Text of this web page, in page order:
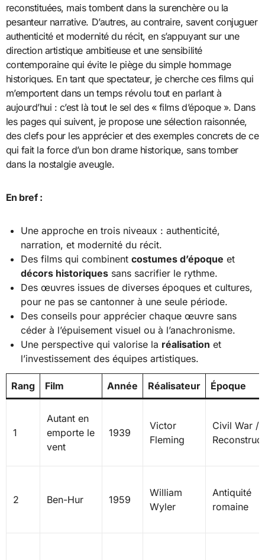
reconstituées, mais tombent dans la surenchère ou la
pesanteur narrative. D’autres, au contraire, savent conjuguer
authenticité et modernité du récit, en s’appuyant sur une
direction artistique ambitieuse et une sensibilité
contemporaine qui évite le piège du simple hommage
historiques. En tant que spectateur, je cherche ces films qui
m’emportent dans un temps révolu tout en parlant à
aujourd’hui : c’est là tout le sel des « films d’époque ». Dans
les pages qui suivent, je propose une sélection raisonnée,
des clefs pour les apprécier et des exemples concrets de ce
qui fait la force d’un bon drame historique, sans tomber
dans la nostalgie aveugle.
En bref :
Une approche en trois niveaux : authenticité,
narration, et modernité du récit.
Des films qui combinentcostumes d’époque et
décors historiques sans sacrifier le rythme.
Des œuvres issues de diverses époques et cultures,
pour ne pas se cantonner à une seule période.
Des conseils pour apprécier chaque œuvre sans
céder à l’épuisement visuel ou à l’anachronisme.
Une perspective qui valorise la réalisation et
l’investissement des équipes artistiques.
Rang Film Année Réalisateur Époque
1
Autant en
emporte le
vent
1939
Victor
Fleming
Civil War /
2 Ben-Hur 1959
William
Wyler
Antiquité
romaine